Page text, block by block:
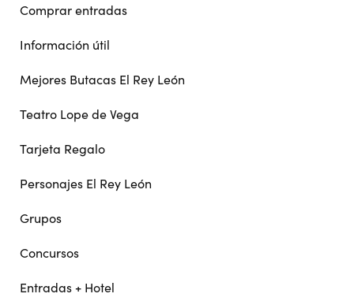
Comprar entradas
Información útil
Mejores Butacas El Rey León
Teatro Lope de Vega
Tarjeta Regalo
Personajes El Rey León
Grupos
Concursos
Entradas + Hotel